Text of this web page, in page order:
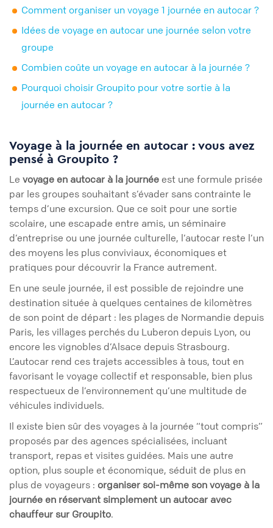
Comment organiser un voyage 1 journée en autocar ?
Idées de voyage en autocar une journée selon votre
groupe
Combien coûte un voyage en autocar à la journée ?
Pourquoi choisir Groupito pour votre sortie à la
journée en autocar ?
Voyage à la journée en autocar : vous avez
pensé à Groupito ?
Le voyage en autocar à la journée est une formule prisée
par les groupes souhaitant s’évader sans contrainte le
temps d’une excursion. Que ce soit pour une sortie
scolaire, une escapade entre amis, un séminaire
d’entreprise ou une journée culturelle, l’autocar reste l’un
des moyens les plus conviviaux, économiques et
pratiques pour découvrir la France autrement.
En une seule journée, il est possible de rejoindre une
destination située à quelques centaines de kilomètres
de son point de départ : les plages de Normandie depuis
Paris, les villages perchés du Luberon depuis Lyon, ou
encore les vignobles d’Alsace depuis Strasbourg.
L’autocar rend ces trajets accessibles à tous, tout en
favorisant le voyage collectif et responsable, bien plus
respectueux de l’environnement qu’une multitude de
véhicules individuels.
Il existe bien sûr des voyages à la journée “tout compris”
proposés par des agences spécialisées, incluant
transport, repas et visites guidées. Mais une autre
option, plus souple et économique, séduit de plus en
plus de voyageurs : organiser soi-même son voyage à la
journée en réservant simplement un autocar avec
chauffeur sur Groupito.